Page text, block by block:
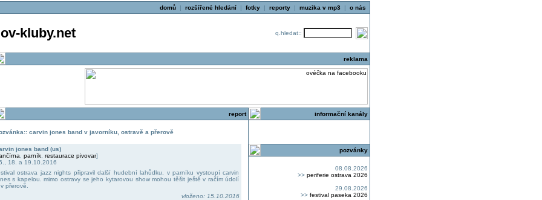
domů| rozšířené hledání| fotky| reporty| muzika v mp3 | o nás
ov-kluby.net q.hledat::
reklama
report
carvin jones band v javorníku, ostravě a přerově
jones band (us)
parník, restaurace pivovar]
18. a 19.10.2016
ostrava jazz nights připravil další hudební lahůdku, v parníku vystoupí carvin
s kapelou. mimo ostravy se jeho kytarovou show mohou těšit ještě v račím údolí
přerově.
vloženo: 15.10.2016
informační kanály
pozvánky
08.08.2026
>> periferie ostrava 2026
29.08.2026
>> festival paseka 2026